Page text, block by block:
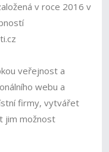
v roce 2016 v
veřejnost a
webu a
firmy, vytvářet
jim možnost